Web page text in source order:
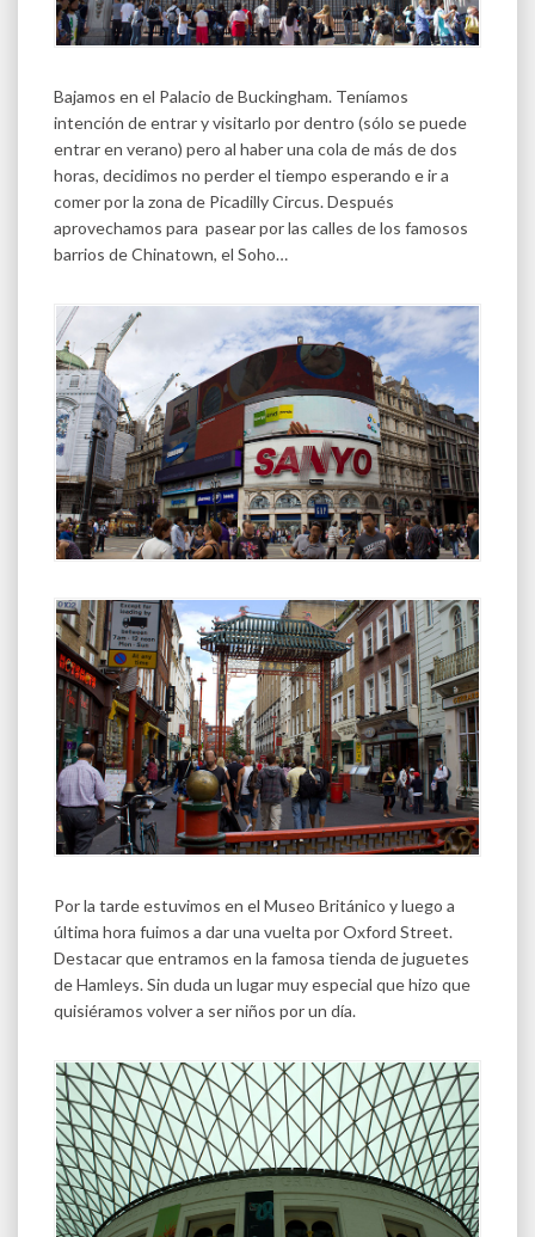
Bajamos en el Palacio de Buckingham. Teníamos
intención de entrar y visitarlo por dentro (sólo se puede
entrar en verano) pero al haber una cola de más de dos
horas, decidimos no perder el tiempo esperando e ir a
comer por la zona de Picadilly Circus. Después
aprovechamos para pasear por las calles de los famosos
barrios de Chinatown, el Soho…
Por la tarde estuvimos en el Museo Británico y luego a
última hora fuimos a dar una vuelta por Oxford Street.
Destacar que entramos en la famosa tienda de juguetes
de Hamleys. Sin duda un lugar muy especial que hizo que
quisiéramos volver a ser niños por un día.